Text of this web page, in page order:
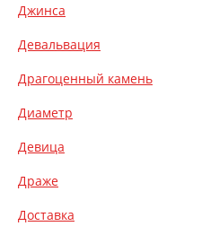
Джинса
Девальвация
Драгоценный камень
Диаметр
Девица
Драже
Доставка